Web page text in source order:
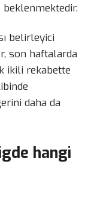
belirleyici
son haftalarda
ikili rekabette
daha da
hangi